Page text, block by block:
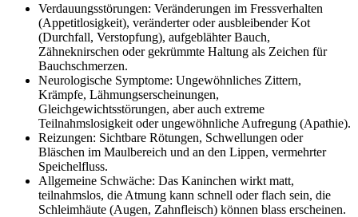
Verdauungsstörungen: Veränderungen im Fressverhalten
(Appetitlosigkeit), veränderter oder ausbleibender Kot
(Durchfall, Verstopfung), aufgeblähter Bauch,
Zähneknirschen oder gekrümmte Haltung als Zeichen für
Bauchschmerzen.
Neurologische Symptome: Ungewöhnliches Zittern,
Krämpfe, Lähmungserscheinungen,
Gleichgewichtsstörungen, aber auch extreme
Teilnahmslosigkeit oder ungewöhnliche Aufregung (Apathie).
Reizungen: Sichtbare Rötungen, Schwellungen oder
Bläschen im Maulbereich und an den Lippen, vermehrter
Speichelfluss.
Allgemeine Schwäche: Das Kaninchen wirkt matt,
teilnahmslos, die Atmung kann schnell oder flach sein, die
Schleimhäute (Augen, Zahnfleisch) können blass erscheinen.